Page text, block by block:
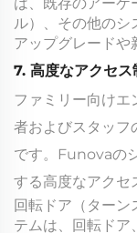
ル）、その他の
アップグレードや
7. 高度なアクセ
ファミリー向け
者およびスタッフ
です。Funovaの
する高度なアクセ
回転ドア（ターン
テムは、回転ドア